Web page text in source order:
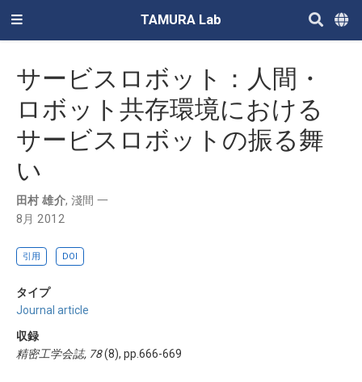
TAMURA Lab
サービスロボット：人間・
ロボット共存環境における
サービスロボットの振る舞
い
田村 雄介, 淺間 一
8月 2012
引用 DOI
タイプ
Journal article
収録
精密工学会誌, 78(8), pp.666-669